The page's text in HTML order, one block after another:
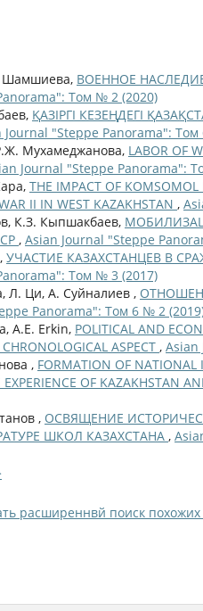
Шамшиева, ВОЕННОЕ
Том № 2 (2020)
ҚАЗІРГІ КЕЗЕҢДЕГІ
Journal "Steppe Panorama":
Мухамеджанова, LABOR OF
Journal "Steppe Panorama":
THE IMPACT OF
II IN WEST KAZAKHSTAN ,
К.З. Кыпшакбаев,
, Asian Journal "Steppe
УЧАСТИЕ КАЗАХСТАНЦЕВ В
Том № 3 (2017)
Л. Ци, А. Суйналиев ,
Panorama": Том 6 № 2
A.E. Erkin, POLITICAL AND
ASPECT , Asian
, FORMATION OF NATIONAL
OF KAZAKHSTAN
, ОСВЯЩЕНИЕ
ШКОЛ КАЗАХСТАНА ,
расширеннвй поиск похожих